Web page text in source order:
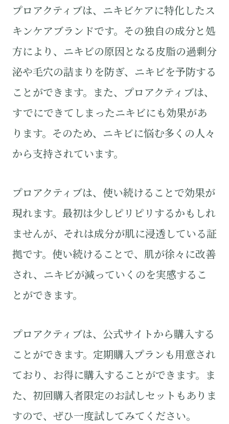
プロアクティブは、ニキビケアに特化したス
キンケアブランドです。その独自の成分と処
方により、ニキビの原因となる皮脂の過剰分
泌や毛穴の詰まりを防ぎ、ニキビを予防する
ことができます。また、プロアクティブは、
すでにできてしまったニキビにも効果があ
ります。そのため、ニキビに悩む多くの人々
から支持されています。
プロアクティブは、使い続けることで効果が
現れます。最初は少しピリピリするかもしれ
ませんが、それは成分が肌に浸透している証
拠です。使い続けることで、肌が徐々に改善
され、ニキビが減っていくのを実感するこ
とができます。
プロアクティブは、公式サイトから購入する
ことができます。定期購入プランも用意され
ており、お得に購入することができます。ま
た、初回購入者限定のお試しセットもありま
すので、ぜひ一度試してみてください。